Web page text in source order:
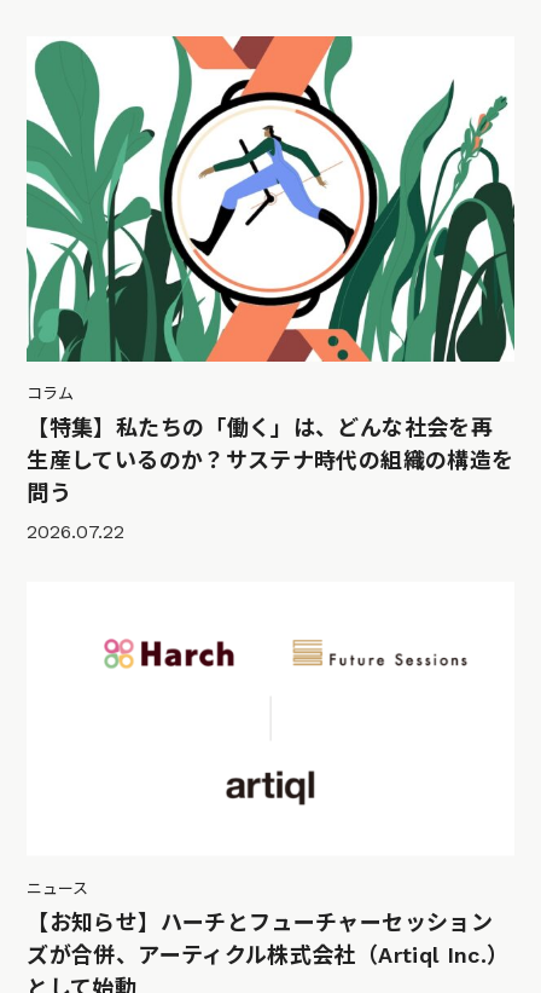
コラム
【特集】私たちの「働く」は、どんな社会を再
生産しているのか？サステナ時代の組織の構造を
問う
2026.07.22
ニュース
【お知らせ】ハーチとフューチャーセッション
ズが合併、アーティクル株式会社（Artiql Inc.）
として始動